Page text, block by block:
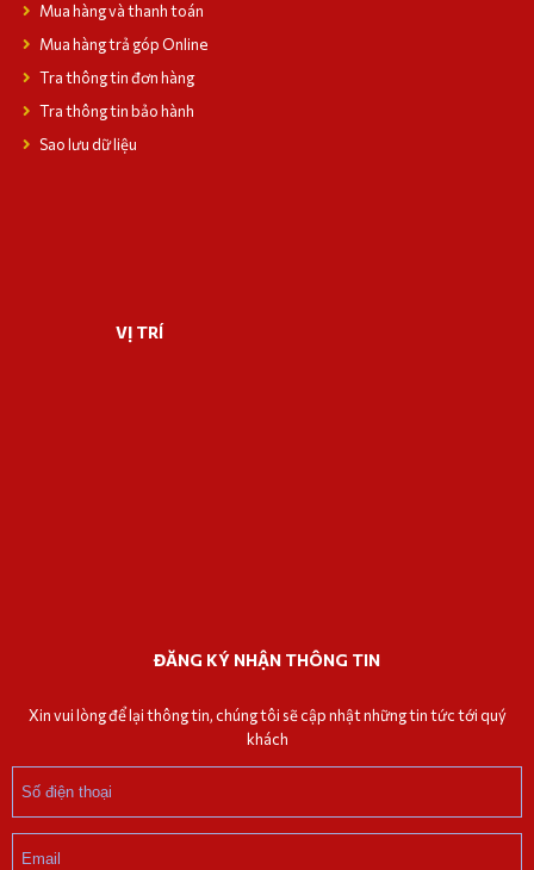
Mua hàng và thanh toán
Mua hàng trả góp Online
Tra thông tin đơn hàng
Tra thông tin bảo hành
Sao lưu dữ liệu
VỊ TRÍ
ĐĂNG KÝ NHẬN THÔNG TIN
Xin vui lòng để lại thông tin, chúng tôi sẽ cập nhật những tin tức tới quý
khách